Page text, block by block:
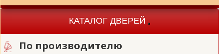
КАТАЛОГ ДВЕРЕЙ
Toggle
navigation
По производителю